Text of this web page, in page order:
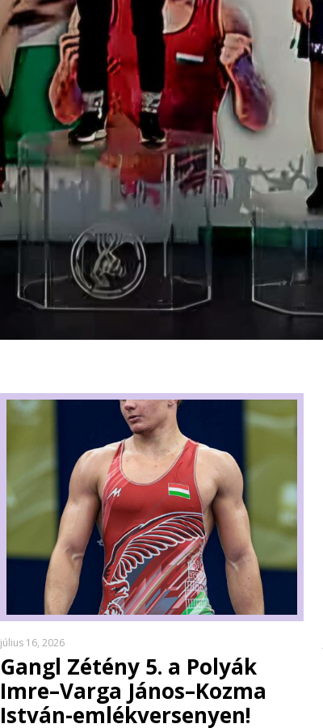
július 16, 2026
Gangl Zétény 5. a Polyák
Imre–Varga János–Kozma
István-emlékversenyen!